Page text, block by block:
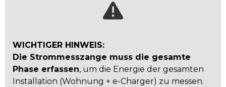
WICHTIGER HINWEIS:
Die Strommesszange muss die gesamte
Phase erfassen, um die Energie der gesamten
Installation (Wohnung + e-Charger) zu messen.